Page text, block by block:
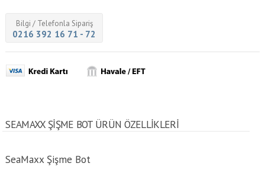
Bilgi / Telefonla Sipariş
0216 392 16 71 - 72
SEAMAXX ŞIŞME BOT ÜRÜN ÖZELLİKLERİ
SeaMaxx Şişme Bot